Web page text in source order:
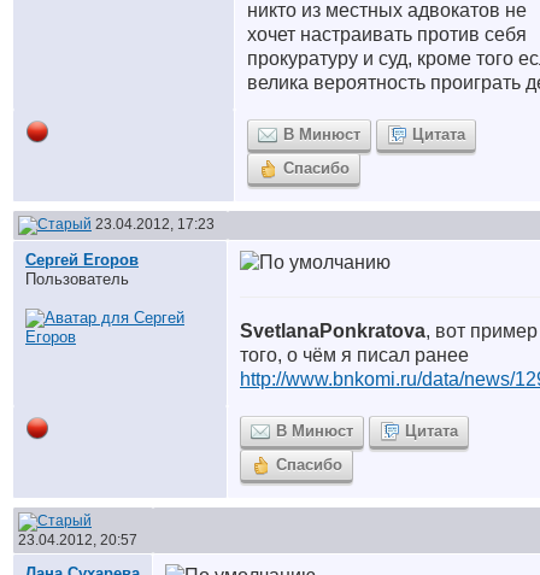
никто из местных адвокатов не
хочет настраивать против себя
прокуратуру и суд, кроме того
велика вероятность проиграть
В Минюст
Цитата
Спасибо
23.04.2012, 17:23
Сергей Егоров
Пользователь
SvetlanaPonkratova, вот пример
того, о чём я писал ранее
http://www.bnkomi.ru/data/news/
В Минюст
Цитата
Спасибо
23.04.2012, 20:57